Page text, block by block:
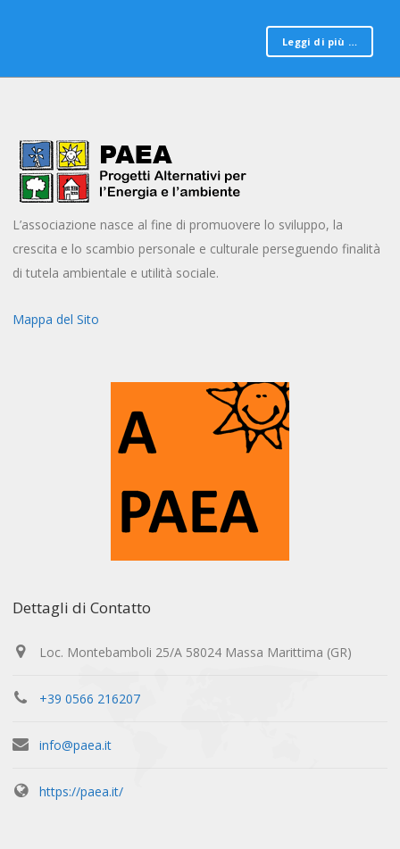
Leggi di più …
L’associazione nasce al fine di promuovere lo sviluppo, la
crescita e lo scambio personale e culturale perseguendo finalità
di tutela ambientale e utilità sociale.
Mappa del Sito
Dettagli di Contatto
Loc. Montebamboli 25/A 58024 Massa Marittima (GR)
+39 0566 216207
info@paea.it
https://paea.it/